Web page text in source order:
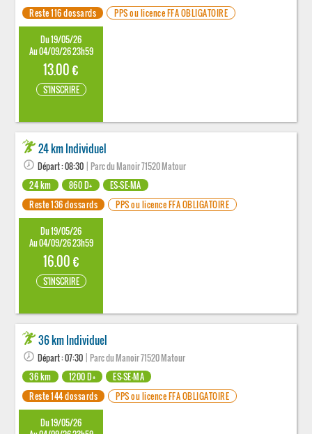
Reste 116 dossards
PPS ou licence FFA OBLIGATOIRE
Du 19/05/26
Au 04/09/26 23h59
13.00 €
S'INSCRIRE
24 km Individuel
Départ : 08:30 | Parc du Manoir 71520 Matour
24 km
860 D+
ES-SE-MA
Reste 136 dossards
PPS ou licence FFA OBLIGATOIRE
Du 19/05/26
Au 04/09/26 23h59
16.00 €
S'INSCRIRE
36 km Individuel
Départ : 07:30 | Parc du Manoir 71520 Matour
36 km
1200 D+
ES-SE-MA
Reste 144 dossards
PPS ou licence FFA OBLIGATOIRE
Du 19/05/26